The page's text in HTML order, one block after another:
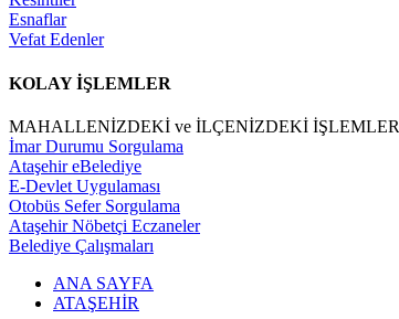
Esnaflar
Vefat Edenler
KOLAY İŞLEMLER
MAHALLENİZDEKİ ve İLÇENİZDEKİ İŞLEMLER
İmar Durumu Sorgulama
Ataşehir eBelediye
E-Devlet Uygulaması
Otobüs Sefer Sorgulama
Ataşehir Nöbetçi Eczaneler
Belediye Çalışmaları
ANA SAYFA
ATAŞEHİR